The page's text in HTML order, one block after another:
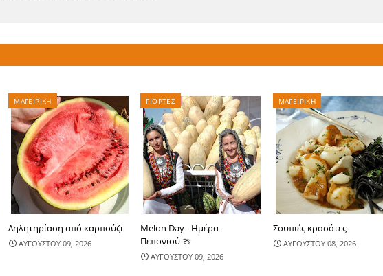
ΜΑΓΕΙΡΙΚΗ
Δηλητηρίαση από καρπούζι
ΑΥΓΟΥΣΤΟΥ 09, 2026
ΓΙΟΡΤΕΣ
Melon Day - Ημέρα
Πεπονιού 🍈
ΑΥΓΟΥΣΤΟΥ 09, 2026
ΜΑΓΕΙΡΙΚΗ
Σουπιές κρασάτες
ΑΥΓΟΥΣΤΟΥ 08, 2026